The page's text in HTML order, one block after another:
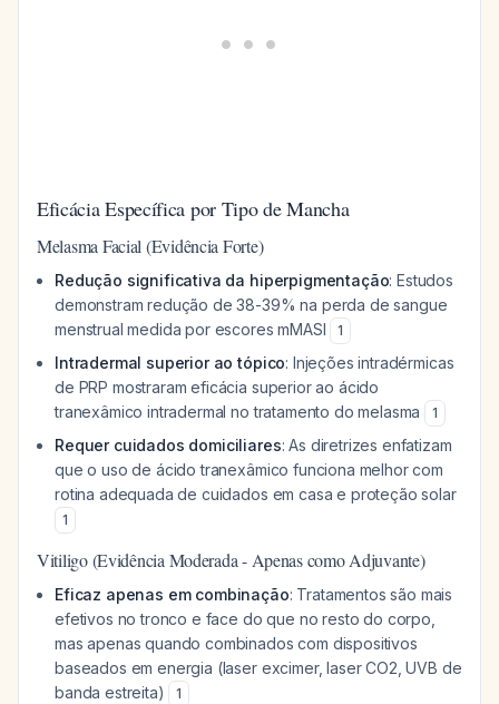
Eficácia Específica por Tipo de Mancha
Melasma Facial (Evidência Forte)
Redução significativa da hiperpigmentação: Estudos
demonstram redução de 38-39% na perda de sangue
menstrual medida por escores mMASI
1
Intradermal superior ao tópico: Injeções intradérmicas
de PRP mostraram eficácia superior ao ácido
tranexâmico intradermal no tratamento do melasma
1
Requer cuidados domiciliares: As diretrizes enfatizam
que o uso de ácido tranexâmico funciona melhor com
rotina adequada de cuidados em casa e proteção solar
1
Vitiligo (Evidência Moderada - Apenas como Adjuvante)
Eficaz apenas em combinação: Tratamentos são mais
efetivos no tronco e face do que no resto do corpo,
mas apenas quando combinados com dispositivos
baseados em energia (laser excimer, laser CO2, UVB de
banda estreita)
1